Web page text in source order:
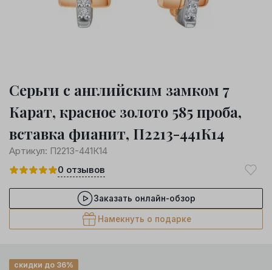
Серьги с английским замком 7
Карат, красное золото 585 проба,
вставка фианит, П2213-441К14
Артикул: П2213-441К14
0 отзывов
Заказать онлайн-обзор
Намекнуть о подарке
скидки до 36%